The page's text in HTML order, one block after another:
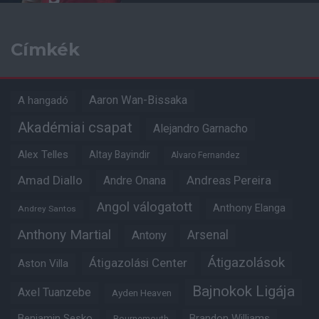
Címkék
A hangadó Aaron Wan-Bissaka
Akadémiai csapat Alejandro Garnacho
Alex Telles Altay Bayindir Alvaro Fernandez
Amad Diallo Andre Onana Andreas Pereira
Andrey Santos Angol válogatott Anthony Elanga
Anthony Martial Antony Arsenal
Aston Villa Átigazolási Center Átigazolások
Axel Tuanzebe Ayden Heaven Bajnokok Ligája